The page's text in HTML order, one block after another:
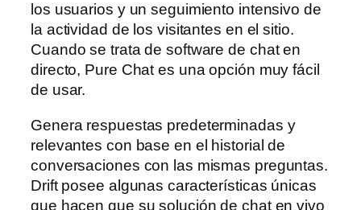
los usuarios y un seguimiento intensivo de
la actividad de los visitantes en el sitio.
Cuando se trata de software de chat en
directo, Pure Chat es una opción muy fácil
de usar.
Genera respuestas predeterminadas y
relevantes con base en el historial de
conversaciones con las mismas preguntas.
Drift posee algunas características únicas
que hacen que su solución de chat en vivo